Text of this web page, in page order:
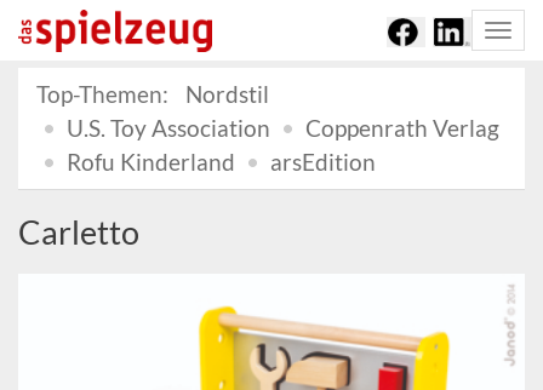
Top-Themen:
Nordstil
U.S. Toy Association
Coppenrath Verlag
Rofu Kinderland
arsEdition
Carletto